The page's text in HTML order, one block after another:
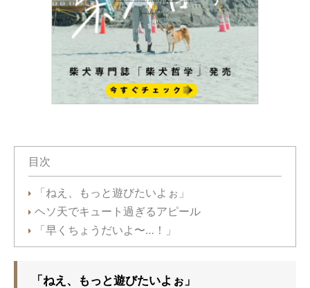
目次
「ねえ、もっと遊びたいよぉ」
ヘソ天でキュート過ぎるアピール
「早くちょうだいよ〜…！」
「ねえ、もっと遊びたいよぉ」